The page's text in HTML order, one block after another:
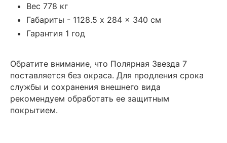
Вес 778 кг
Габариты - 1128.5 x 284 x 340 см
Гарантия 1 год
Обратите внимание, что Полярная Звезда 7
поставляется без окраса. Для продления срока
службы и сохранения внешнего вида
рекомендуем обработать ее защитным
покрытием.